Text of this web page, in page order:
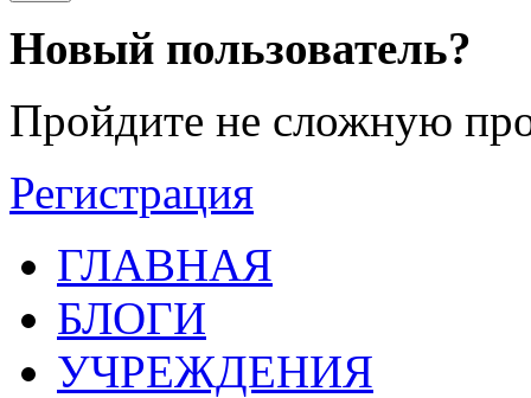
Новый пользователь?
Пройдите не сложную
Регистрация
ГЛАВНАЯ
БЛОГИ
УЧРЕЖДЕНИЯ